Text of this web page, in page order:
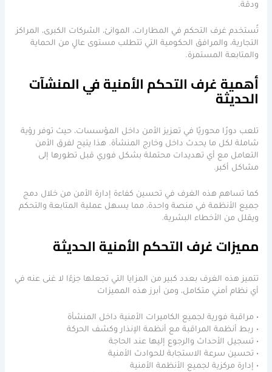
ودقة.
تُستخدم غرف التحكم في المطارات، الموانئ، الشركات الكبرى، المراكز
التجارية، والمرافق الحكومية التي تتطلب مستوى عالٍ من الحماية
والمتابعة المستمرة.
أهمية غرف التحكم الأمنية في المنشآت
الحديثة
تلعب دورًا محوريًا في تعزيز الأمن داخل المؤسسات، حيث توفر رؤية
شاملة لكل ما يحدث داخل وخارج المنشأة. هذا يتيح لفرق الأمن
التعامل مع أي تهديدات محتملة بشكل فوري قبل تطورها إلى
مشاكل أكبر.
كما تساهم هذه الغرف في تحسين كفاءة إدارة الأمن من خلال دمج
جميع الأنظمة في منصة واحدة، مما يسهل عملية المتابعة والتحكم
ويقلل من الأخطاء البشرية.
مميزات غرف التحكم الأمنية الحديثة
تتميز هذه الغرف بعدد كبير من المزايا التي تجعلها جزءًا لا غنى عنه في
أي نظام أمني متكامل، ومن أبرز هذه المميزات
• مراقبة فورية لجميع الكاميرات الأمنية داخل المنشأة
• ربط أنظمة المراقبة مع أنظمة الإنذار وكشف الحركة
• تسجيل الأحداث والرجوع إليها عند الحاجة
• تحسين سرعة الاستجابة للحوادث الأمنية
• إدارة مركزية لجميع الأنظمة الأمنية